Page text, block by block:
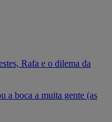
Rafa e o dilema da
a boca a muita gente (as